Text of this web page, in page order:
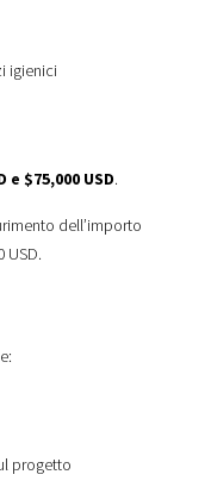
igienici
e $75,000 USD.
dell’importo
USD.
progetto